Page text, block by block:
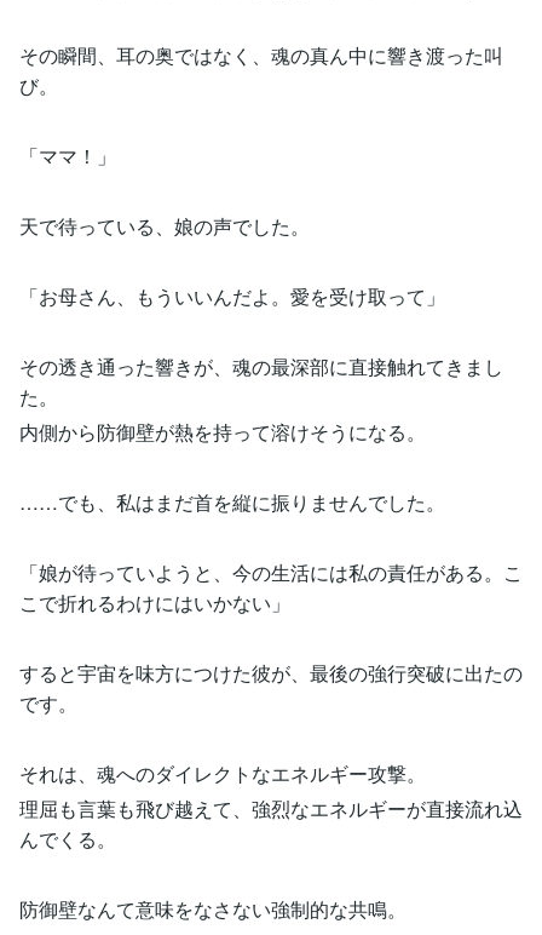
その瞬間、耳の奥ではなく、魂の真ん中に響き渡った叫
び。
「ママ！」
天で待っている、娘の声でした。
「お母さん、もういいんだよ。愛を受け取って」
その透き通った響きが、魂の最深部に直接触れてきまし
た。
内側から防御壁が熱を持って溶けそうになる。
……でも、私はまだ首を縦に振りませんでした。
「娘が待っていようと、今の生活には私の責任がある。こ
こで折れるわけにはいかない」
すると宇宙を味方につけた彼が、最後の強行突破に出たの
です。
それは、魂へのダイレクトなエネルギー攻撃。
理屈も言葉も飛び越えて、強烈なエネルギーが直接流れ込
んでくる。
防御壁なんて意味をなさない強制的な共鳴。